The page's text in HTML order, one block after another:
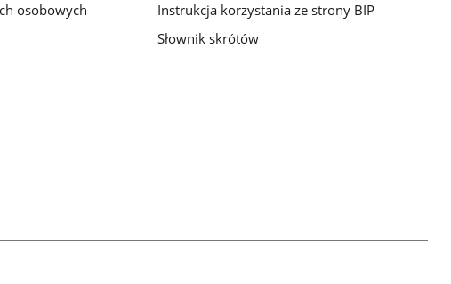
osobowych
Instrukcja korzystania ze strony BIP
Słownik skrótów